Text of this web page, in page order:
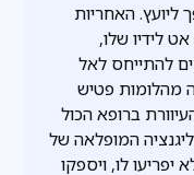
ליועץ. האחריות
לידיו שלו,
להתייחס לאל
מהלומות פטיש
ברופא הכול
המופלאה של
לו, ויספקו